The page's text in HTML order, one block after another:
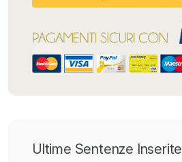
Ultime Sentenze Inserite